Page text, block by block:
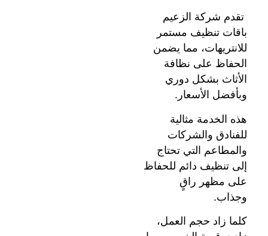
تقدم شركة الزعيم
باقات تنظيف مستمر
للانتريهات، مما يضمن
الحفاظ على نظافة
الأثاث بشكل دوري
وبأفضل الأسعار.
هذه الخدمة مثالية
للفنادق والشركات
والمطاعم التي تحتاج
إلى تنظيف دائم للحفاظ
على مظهر راقٍ
وجذاب.
كلما زاد حجم العمل،